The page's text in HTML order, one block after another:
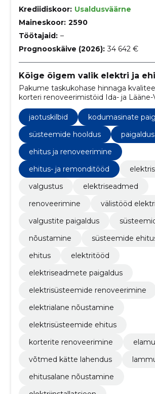
Krediidiskoor: Usaldusväärne
Maineskoor: 2590
Töötajaid: –
Prognooskäive (2026): 34 642 €
Kõige õigem valik elektri ja
Pakume taskukohase hinnaga
korteri renoveerimistöid Ida- ja Lääne-
keskendudes igale kliendile
professionaalse teeninduse.
jaotuskilbid
kodumasinate
süsteemide hooldus
paigaldus
ehitus ja renoveerimine
ehitus- ja remonditööd
valgustus
elektriseadmed
renoveerimine
välistööd
valgustite paigaldus
nõustamine
süsteemide
ehitus
elektritööd
elektriseadmete paigaldus
elektrisüsteemide renoveerimine
elektrialane nõustamine
elektrisüsteemide ehitus
korterite renoveerimine
võtmed kätte lahendus
ehitusalane nõustamine